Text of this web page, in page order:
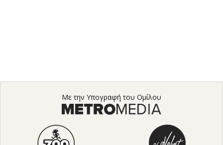
Με την Υπογραφή του Ομίλου